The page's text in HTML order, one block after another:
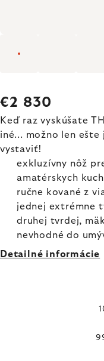
€2 830
Keď raz vyskúšate
iné... možno len ešte
vystaviť!
exkluzívny nôž
amatérskych
ručne kované z
jednej extrémne
druhej tvrdej,
nevhodné do
Detailné informácie